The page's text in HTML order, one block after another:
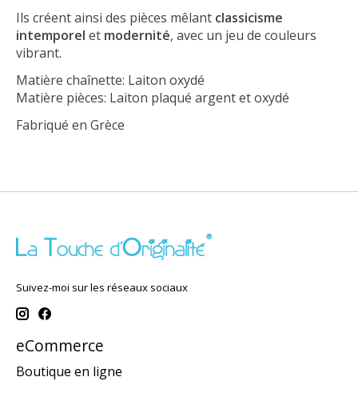
Ils créent ainsi des pièces mêlant classicisme
intemporel et modernité, avec un jeu de couleurs
vibrant.
Matière chaînette: Laiton oxydé
Matière pièces: Laiton plaqué argent et oxydé
Fabriqué en Grèce
Suivez-moi sur les réseaux sociaux
eCommerce
Boutique en ligne